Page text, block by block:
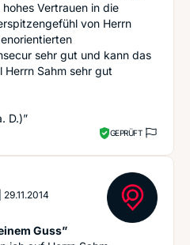
Vertrauen in die
von Herrn
sehr gut und kann das
Herrn Sahm sehr gut
D.)”
GEPRÜFT
29.11.2014
Guss”